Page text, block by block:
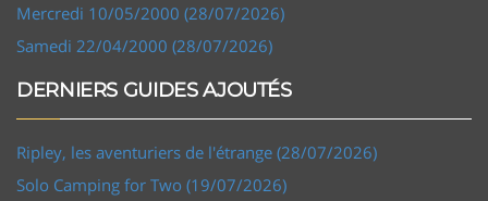
Mercredi 10/05/2000 (28/07/2026)
Samedi 22/04/2000 (28/07/2026)
DERNIERS GUIDES AJOUTÉS
Ripley, les aventuriers de l'étrange (28/07/2026)
Solo Camping for Two (19/07/2026)